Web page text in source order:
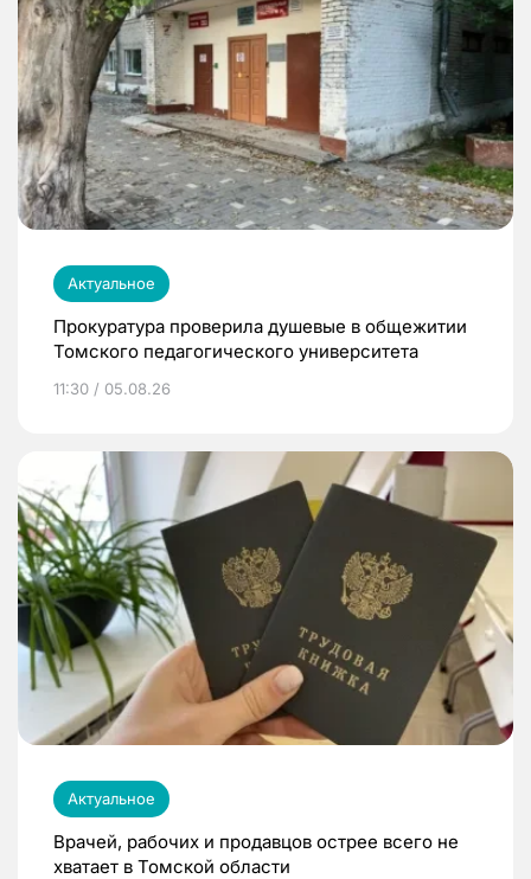
Актуальное
Прокуратура проверила душевые в общежитии
Томского педагогического университета
11:30 / 05.08.26
Актуальное
Врачей, рабочих и продавцов острее всего не
хватает в Томской области